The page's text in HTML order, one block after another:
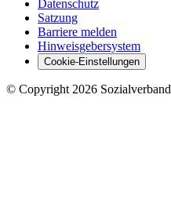
Datenschutz
Satzung
Barriere melden
Hinweisgebersystem
Cookie-Einstellungen
© Copyright 2026